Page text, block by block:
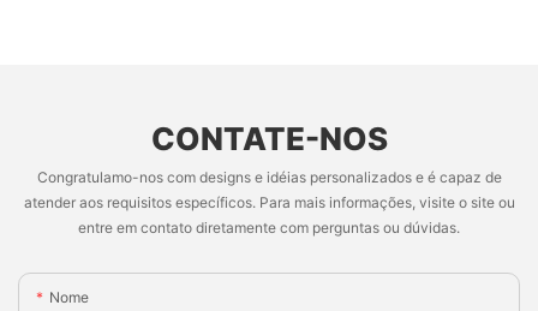
CONTATE-NOS
Congratulamo-nos com designs e idéias personalizados e é capaz de
atender aos requisitos específicos. Para mais informações, visite o site ou
entre em contato diretamente com perguntas ou dúvidas.
Nome